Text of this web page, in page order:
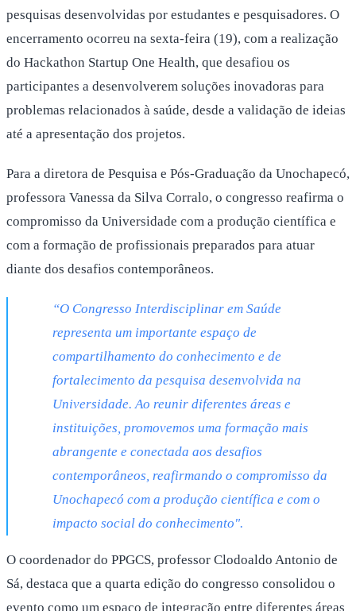
pesquisas desenvolvidas por estudantes e pesquisadores. O
encerramento ocorreu na sexta-feira (19), com a realização
do Hackathon Startup One Health, que desafiou os
participantes a desenvolverem soluções inovadoras para
problemas relacionados à saúde, desde a validação de ideias
até a apresentação dos projetos.
Para a diretora de Pesquisa e Pós-Graduação da Unochapecó,
professora Vanessa da Silva Corralo, o congresso reafirma o
compromisso da Universidade com a produção científica e
com a formação de profissionais preparados para atuar
diante dos desafios contemporâneos.
“O Congresso Interdisciplinar em Saúde
representa um importante espaço de
compartilhamento do conhecimento e de
fortalecimento da pesquisa desenvolvida na
Universidade. Ao reunir diferentes áreas e
instituições, promovemos uma formação mais
abrangente e conectada aos desafios
contemporâneos, reafirmando o compromisso da
Unochapecó com a produção científica e com o
impacto social do conhecimento".
O coordenador do PPGCS, professor Clodoaldo Antonio de
Sá, destaca que a quarta edição do congresso consolidou o
evento como um espaço de integração entre diferentes áreas